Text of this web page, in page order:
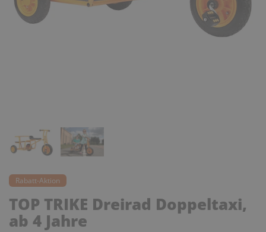
Rabatt-Aktion
TOP TRIKE Dreirad Doppeltaxi,
ab 4 Jahre